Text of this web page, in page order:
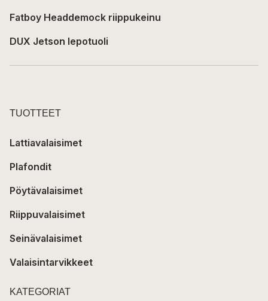
Fatboy Headdemock riippukeinu
DUX Jetson lepotuoli
TUOTTEET
Lattiavalaisimet
Plafondit
Pöytävalaisimet
Riippuvalaisimet
Seinävalaisimet
Valaisintarvikkeet
KATEGORIAT